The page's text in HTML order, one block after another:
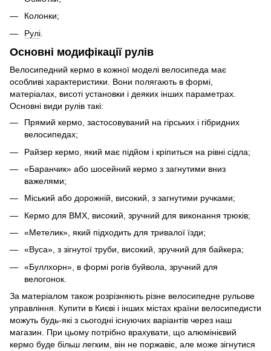
Колонки;
Рулі
Основні модифікації рулів
Велосипедний кермо в кожної моделі велосипеда має
особливі характеристики. Вони полягають в формі,
матеріалах, висоті установки і деяких інших параметрах.
Основні види рулів такі:
Прямий кермо, застосовуваний на гірських і гібридних
велосипедах;
Райзер кермо, який має підйом і кріпиться на рівні сідла;
«Баранчик» або шосейний кермо з загнутими вниз
важелями;
Міський або дорожній, високий, з загнутими ручками;
Кермо для BMX, високий, зручний для виконання трюків;
«Метелик», який підходить для тривалої їзди;
«Вуса», з зігнутої труби, високий, зручний для байкера;
«Буллхорн», в формі рогів буйвола, зручний для
велогонок.
За матеріалом також розрізняють різне велосипедне рульове
управління. Купити в Києві і інших містах країни велосипедисти
можуть будь-які з сьогодні існуючих варіантів через наш
магазин. При цьому потрібно врахувати, що алюмінієвий
кермо буде більш легким, він не поржавіє, але може зігнутися